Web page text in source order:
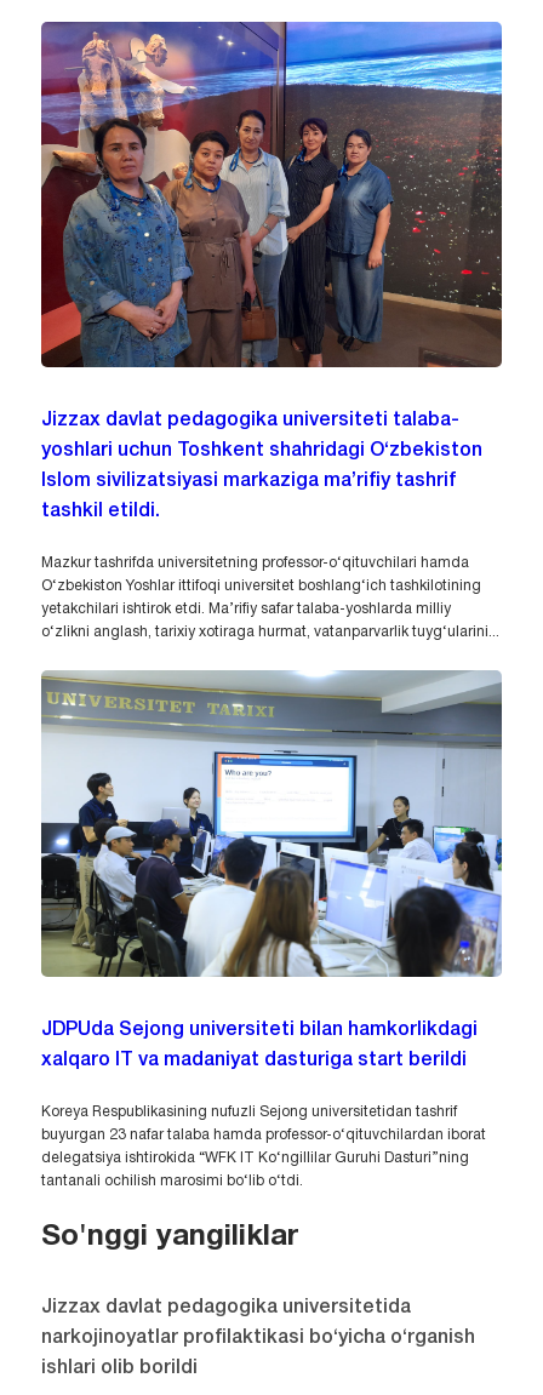
Jizzax davlat pedagogika universiteti talaba-
yoshlari uchun Toshkent shahridagi O‘zbekiston
Islom sivilizatsiyasi markaziga ma’rifiy tashrif
tashkil etildi.
Mazkur tashrifda universitetning professor-o‘qituvchilari hamda
O‘zbekiston Yoshlar ittifoqi universitet boshlang‘ich tashkilotining
yetakchilari ishtirok etdi. Ma’rifiy safar talaba-yoshlarda milliy
o‘zlikni anglash, tarixiy xotiraga hurmat, vatanparvarlik tuyg‘ularini...
JDPUda Sejong universiteti bilan hamkorlikdagi
xalqaro IT va madaniyat dasturiga start berildi
Koreya Respublikasining nufuzli Sejong universitetidan tashrif
buyurgan 23 nafar talaba hamda professor-o‘qituvchilardan iborat
delegatsiya ishtirokida “WFK IT Ko‘ngillilar Guruhi Dasturi”ning
tantanali ochilish marosimi bo‘lib o‘tdi.
So'nggi yangiliklar
Jizzax davlat pedagogika universitetida
narkojinoyatlar profilaktikasi bo‘yicha o‘rganish
ishlari olib borildi